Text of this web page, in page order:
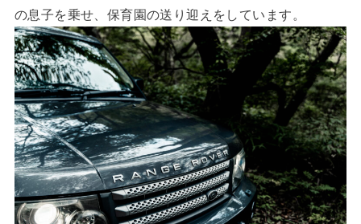
の息子を乗せ、保育園の送り迎えをしています。